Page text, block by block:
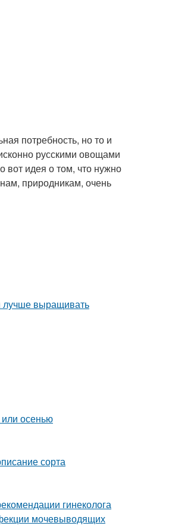
потребность, но то и
русскими овощами
идея о том, что нужно
природникам, очень
лучше выращивать
осенью
сорта
гинеколога
мочевыводящих